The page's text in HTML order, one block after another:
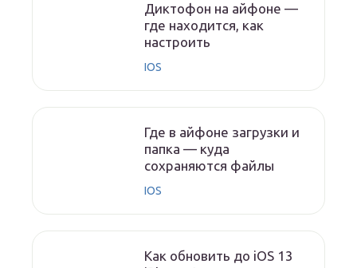
Диктофон на айфоне —
где находится, как
настроить
IOS
Где в айфоне загрузки и
папка — куда
сохраняются файлы
IOS
Как обновить до iOS 13